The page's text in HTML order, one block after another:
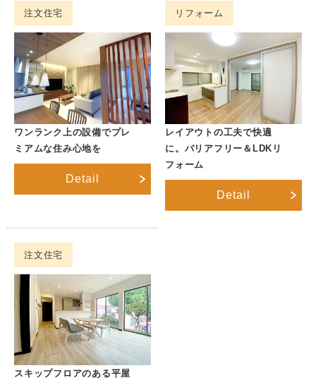
注文住宅
ワンランク上の設備でプレ
ミアムな住み心地を
Detail
リフォーム
レイアウトの工夫で快適
に。バリアフリー＆LDKリ
フォーム
Detail
注文住宅
スキップフロアのある平屋